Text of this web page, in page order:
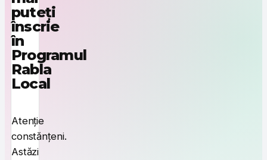
puteți
înscrie
în
Programul
Rabla
Local
Atenție
constănțeni.
Astăzi